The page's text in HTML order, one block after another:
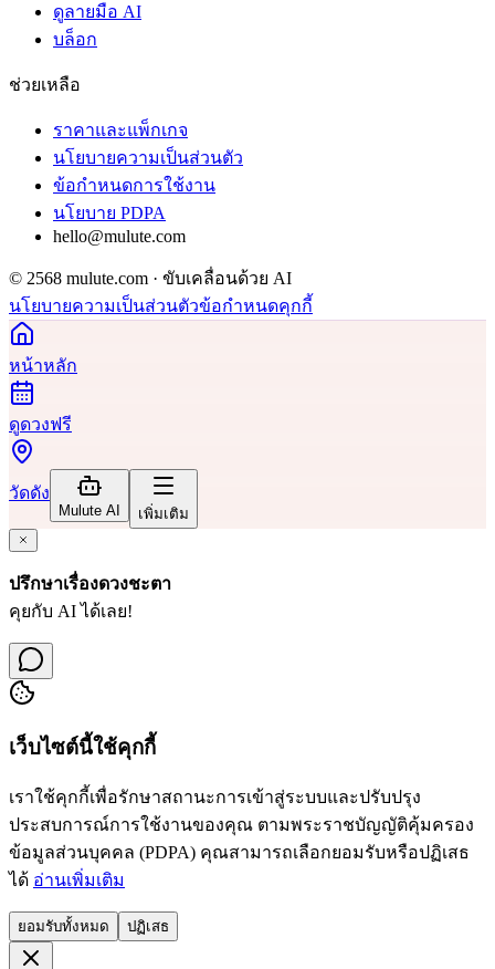
ดูลายมือ AI
บล็อก
ช่วยเหลือ
ราคาและแพ็กเกจ
นโยบายความเป็นส่วนตัว
ข้อกำหนดการใช้งาน
นโยบาย PDPA
hello@mulute.com
© 2568 mulute.com · ขับเคลื่อนด้วย AI
นโยบายความเป็นส่วนตัวข้อกำหนดคุกกี้
หน้าหลัก
ดูดวงฟรี
วัดดัง
Mulute AI เพิ่มเติม
ปรึกษาเรื่องดวงชะตา
คุยกับ AI ได้เลย!
เว็บไซต์นี้ใช้คุกกี้
เราใช้คุกกี้เพื่อรักษาสถานะการเข้าสู่ระบบและปรับปรุง
ประสบการณ์การใช้งานของคุณ ตามพระราชบัญญัติคุ้มครอง
ข้อมูลส่วนบุคคล (PDPA) คุณสามารถเลือกยอมรับหรือปฏิเสธ
ได้ อ่านเพิ่มเติม
ยอมรับทั้งหมด ปฏิเสธ